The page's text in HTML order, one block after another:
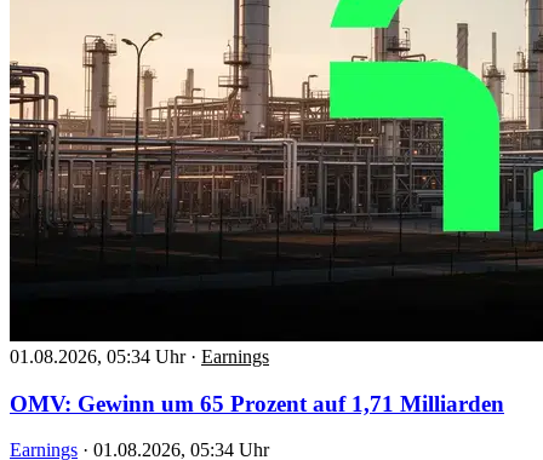
01.08.2026, 05:34 Uhr · Earnings
OMV: Gewinn um 65 Prozent auf 1,71 Milliarden
Earnings · 01.08.2026, 05:34 Uhr